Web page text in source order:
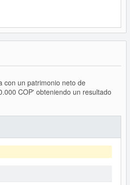
con un patrimonio neto de
COP' obteniendo un resultado